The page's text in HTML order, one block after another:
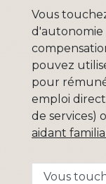
Vous
d'autonomie
pouvez
pour
emploi
de services)
aidant familial
Vous